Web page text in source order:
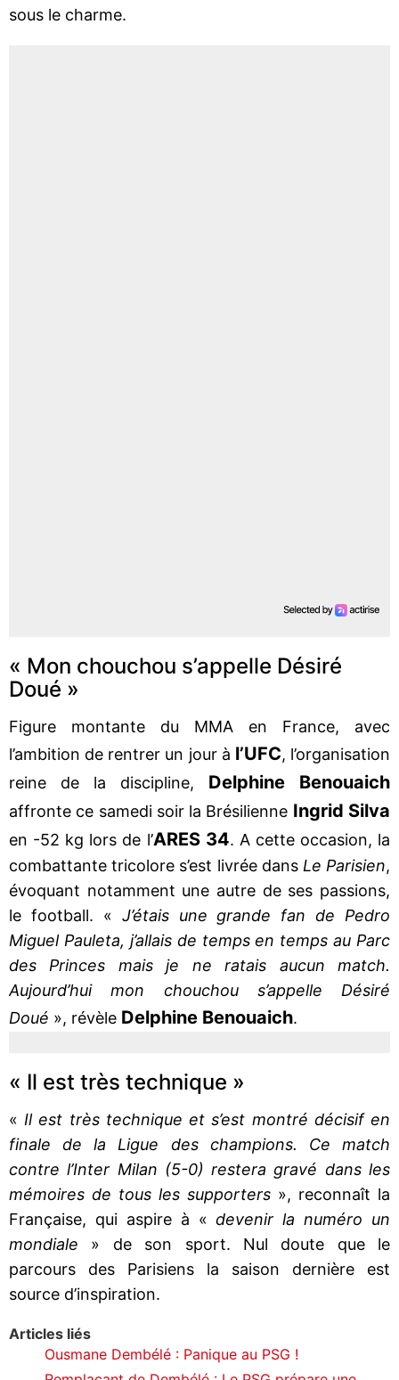
sous le charme.
« Mon chouchou s’appelle Désiré
Doué »
Figure montante du MMA en France, avec
l’ambition de rentrer un jour à l’UFC, l’organisation
reine de la discipline, Delphine Benouaich
affronte ce samedi soir la Brésilienne Ingrid Silva
en -52 kg lors de l’ARES 34. A cette occasion, la
combattante tricolore s’est livrée dans Le Parisien,
évoquant notamment une autre de ses passions,
le football. « J’étais une grande fan de Pedro
Miguel Pauleta, j’allais de temps en temps au Parc
des Princes mais je ne ratais aucun match.
Aujourd’hui mon chouchou s’appelle Désiré
Doué », révèle Delphine Benouaich.
« Il est très technique »
« Il est très technique et s’est montré décisif en
finale de la Ligue des champions. Ce match
contre l’Inter Milan (5-0) restera gravé dans les
mémoires de tous les supporters », reconnaît la
Française, qui aspire à «devenir la numéro un
mondiale » de son sport. Nul doute que le
parcours des Parisiens la saison dernière est
source d’inspiration.
Articles liés
Ousmane Dembélé : Panique au PSG !